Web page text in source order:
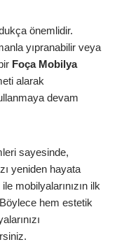
önemlidir.
yıpranabilir veya
Foça Mobilya
alarak
devam
sayesinde,
yeniden hayata
mobilyalarınızın ilk
hem estetik